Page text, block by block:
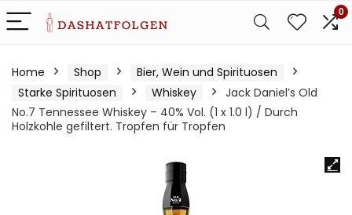
0
Home Shop
Bier, Wein und Spirituosen
Starke Spirituosen
Whiskey
Jack Daniel’s Old
No.7 Tennessee Whiskey – 40% Vol. (1 x 1.0 l) / Durch
Holzkohle gefiltert. Tropfen für Tropfen